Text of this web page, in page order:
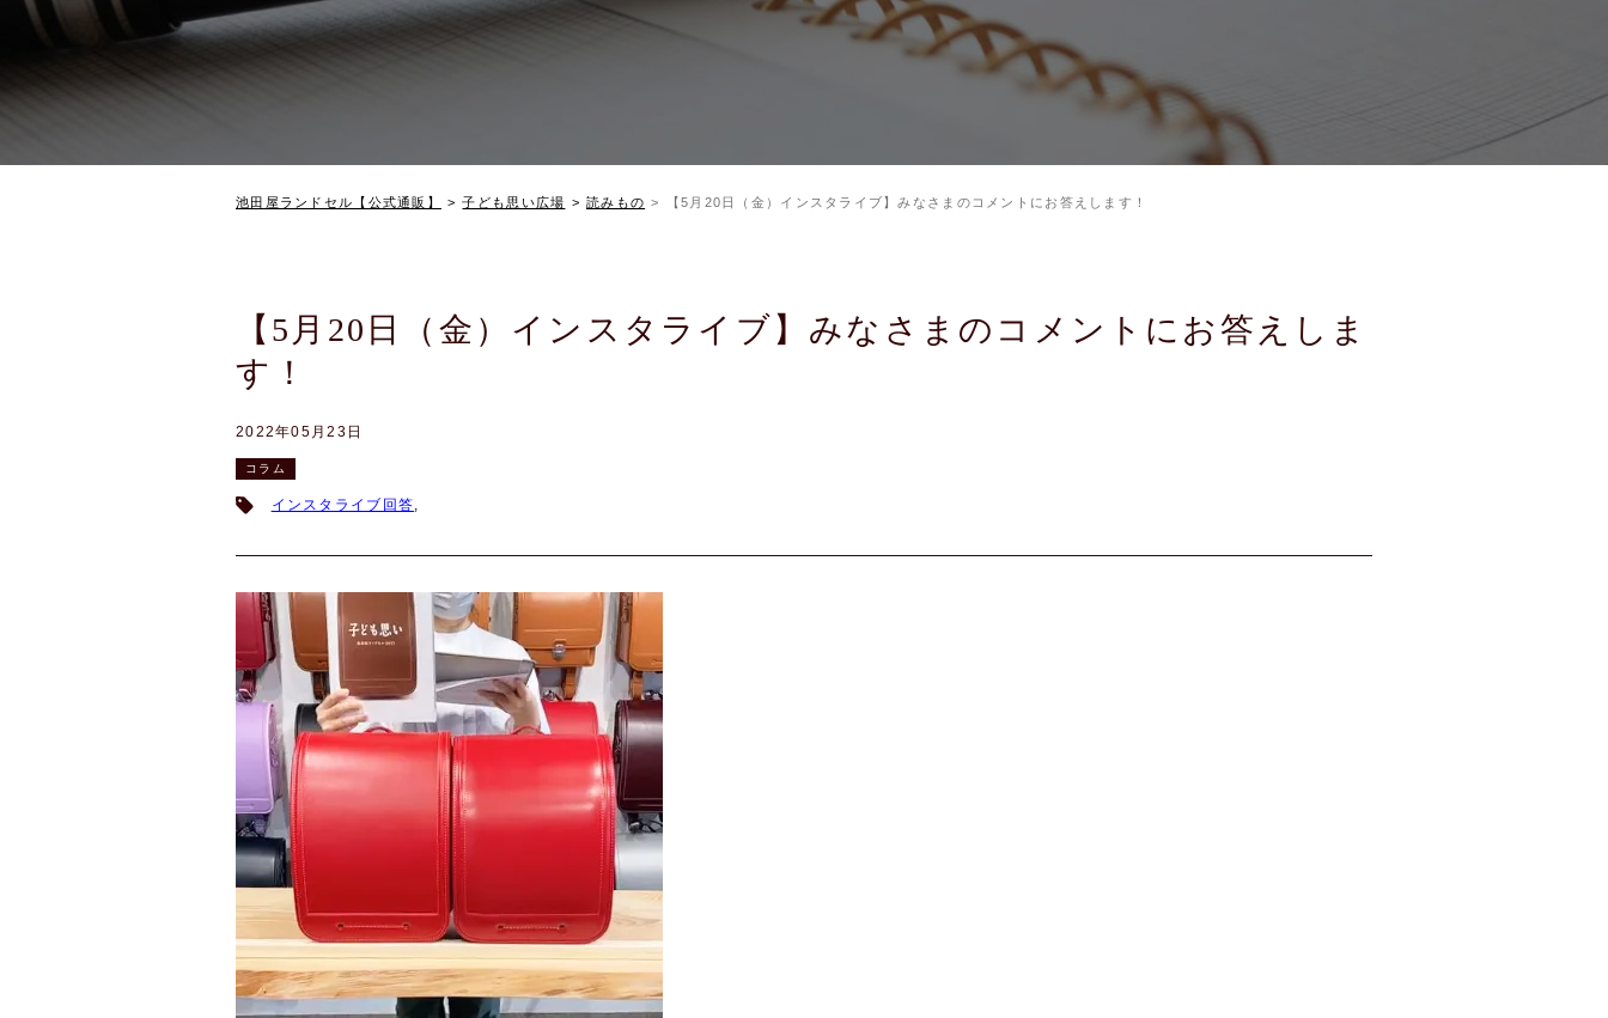
池田屋ランドセル【公式通販】 子ども思い広場 読みもの 【5月20日（金）インスタライブ】みなさまのコメントにお答えします！
【5月20日（金）インスタライブ】みなさまのコメントにお答えしま
す！
2022年05月23日
コラム
インスタライブ回答